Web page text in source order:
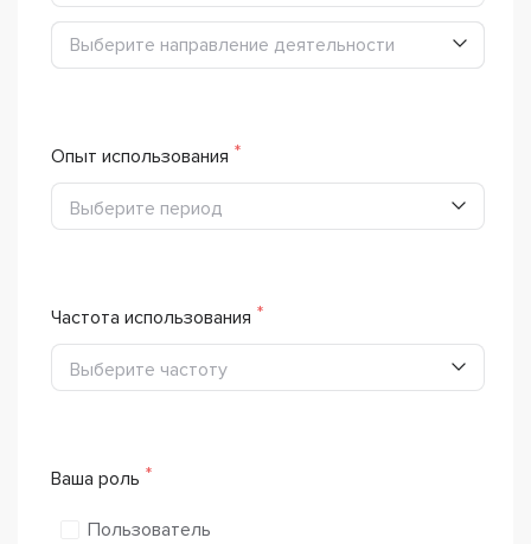
Выберите направление деятельности
Выберите направление деятельности
Опыт использования
Выберите период
Частота использования
Выберите частоту
Ваша роль
Пользователь